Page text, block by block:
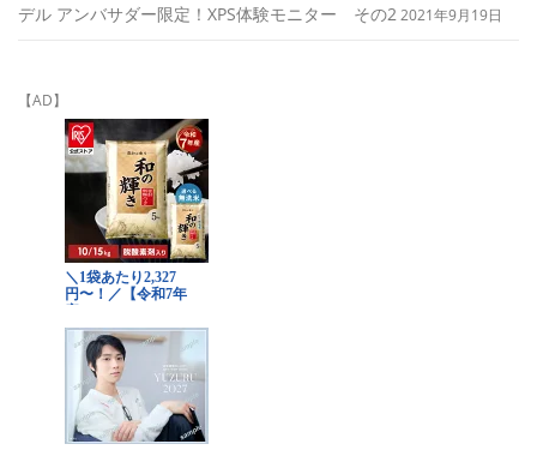
デル アンバサダー限定！XPS体験モニター その2 2021年9月19日
【AD】